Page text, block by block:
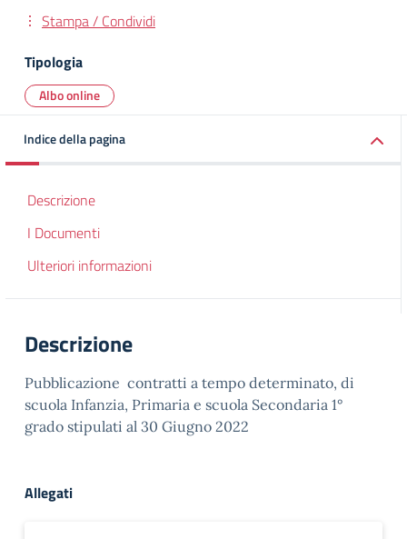
Stampa / Condividi
Tipologia
Albo online
Indice della pagina
Descrizione
I Documenti
Ulteriori informazioni
Descrizione
Pubblicazione contratti a tempo determinato, di
scuola Infanzia, Primaria e scuola Secondaria 1°
grado stipulati al 30 Giugno 2022
Allegati